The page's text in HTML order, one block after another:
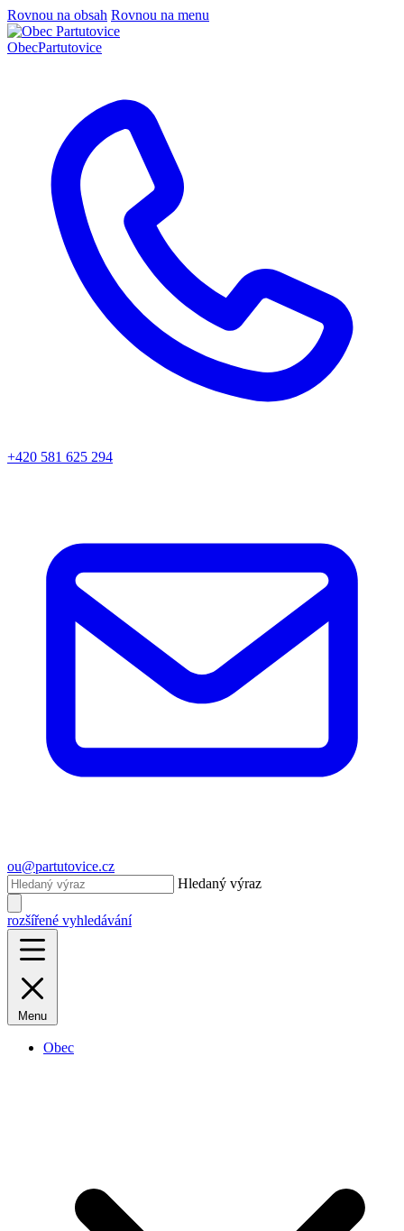
Rovnou na obsah Rovnou na menu
ObecPartutovice
+420 581 625 294
ou@partutovice.cz
Hledaný výraz
rozšířené vyhledávání
Menu
Obec